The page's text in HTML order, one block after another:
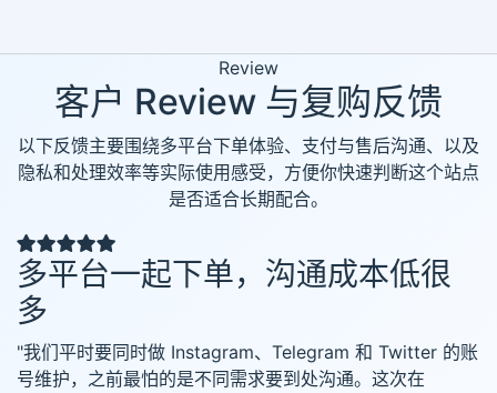
Review
客户 Review 与复购反馈
以下反馈主要围绕多平台下单体验、支付与售后沟通、以及
隐私和处理效率等实际使用感受，方便你快速判断这个站点
是否适合长期配合。
多平台一起下单，沟通成本低很
多
"我们平时要同时做 Instagram、Telegram 和 Twitter 的账
号维护，之前最怕的是不同需求要到处沟通。这次在